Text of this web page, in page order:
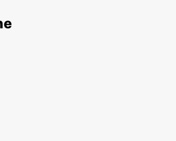
Market stawia również na
klientom śledzenie
placówki i modernizując istniejące.
temu zakupy w Top Market są
Sieć wprowadza
więcej produktów